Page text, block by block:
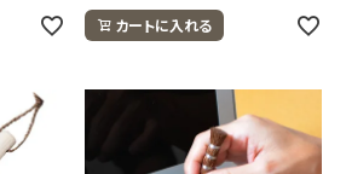
カートに入れる